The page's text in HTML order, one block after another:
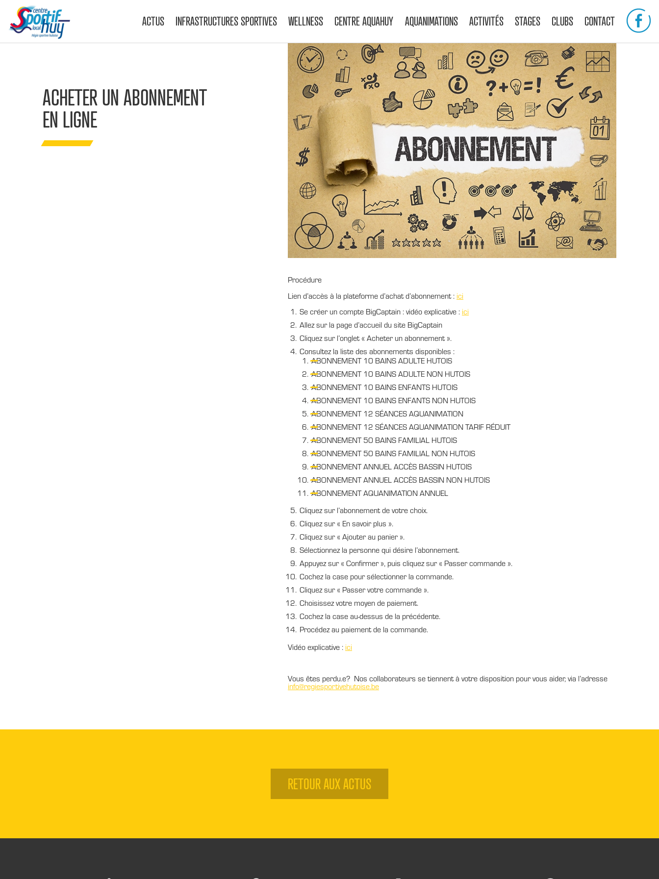
ACTUS INFRASTRUCTURES SPORTIVES WELLNESS CENTRE AQUAHUY AQUANIMATIONS ACTIVITÉS STAGES CLUBS CONTACT
ACHETER UN ABONNEMENT
EN LIGNE
Procédure
Lien d’accès à la plateforme d’achat d’abonnement : ici
Se créer un compte BigCaptain : vidéo explicative : ici
Allez sur la page d’accueil du site BigCaptain
Cliquez sur l’onglet « Acheter un abonnement ».
Consultez la liste des abonnements disponibles :
ABONNEMENT 10 BAINS ADULTE HUTOIS
ABONNEMENT 10 BAINS ADULTE NON HUTOIS
ABONNEMENT 10 BAINS ENFANTS HUTOIS
ABONNEMENT 10 BAINS ENFANTS NON HUTOIS
ABONNEMENT 12 SÉANCES AQUANIMATION
ABONNEMENT 12 SÉANCES AQUANIMATION TARIF RÉDUIT
ABONNEMENT 50 BAINS FAMILIAL HUTOIS
ABONNEMENT 50 BAINS FAMILIAL NON HUTOIS
ABONNEMENT ANNUEL ACCÈS BASSIN HUTOIS
ABONNEMENT ANNUEL ACCÈS BASSIN NON HUTOIS
ABONNEMENT AQUANIMATION ANNUEL
Cliquez sur l’abonnement de votre choix.
Cliquez sur « En savoir plus ».
Cliquez sur « Ajouter au panier ».
Sélectionnez la personne qui désire l’abonnement.
Appuyez sur « Confirmer », puis cliquez sur « Passer commande ».
Cochez la case pour sélectionner la commande.
Cliquez sur « Passer votre commande ».
Choisissez votre moyen de paiement.
Cochez la case au-dessus de la précédente.
Procédez au paiement de la commande.
Vidéo explicative : ici
Vous êtes perdu.e? Nos collaborateurs se tiennent à votre disposition pour vous aider, via l’adresse
info@regiesportivehutoise.be
RETOUR AUX ACTUS